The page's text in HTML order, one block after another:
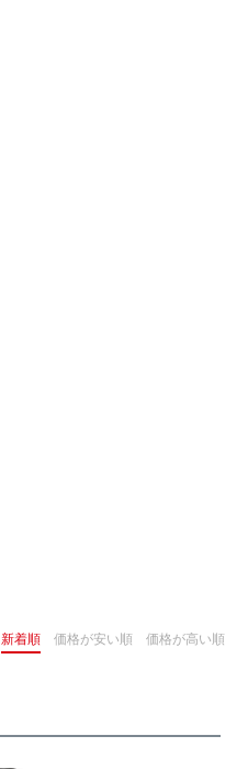
新着順 価格が安い順 価格が高い順